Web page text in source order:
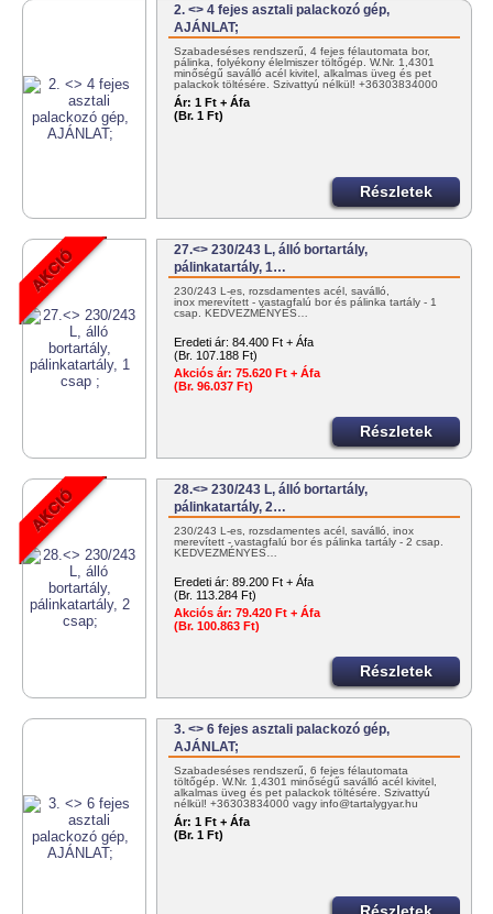
2. <> 4 fejes asztali palackozó gép,
AJÁNLAT;
Szabadeséses rendszerű, 4 fejes félautomata bor,
pálinka, folyékony élelmiszer töltőgép. W.Nr. 1,4301
minőségű saválló acél kivitel, alkalmas üveg és pet
palackok töltésére. Szivattyú nélkül! +36303834000
vagy…
Ár: 1 Ft + Áfa
(Br. 1 Ft)
Részletek
27.<> 230/243 L, álló bortartály,
pálinkatartály, 1…
230/243 L-es, rozsdamentes acél, saválló,
inox merevített - vastagfalú bor és pálinka tartály - 1
csap. KEDVEZMÉNYES…
Eredeti ár: 84.400 Ft + Áfa
(Br. 107.188 Ft)
Akciós ár: 75.620 Ft + Áfa
(Br. 96.037 Ft)
Részletek
28.<> 230/243 L, álló bortartály,
pálinkatartály, 2…
230/243 L-es, rozsdamentes acél, saválló, inox
merevített - vastagfalú bor és pálinka tartály - 2 csap.
KEDVEZMÉNYES…
Eredeti ár: 89.200 Ft + Áfa
(Br. 113.284 Ft)
Akciós ár: 79.420 Ft + Áfa
(Br. 100.863 Ft)
Részletek
3. <> 6 fejes asztali palackozó gép,
AJÁNLAT;
Szabadeséses rendszerű, 6 fejes félautomata
töltőgép. W.Nr. 1,4301 minőségű saválló acél kivitel,
alkalmas üveg és pet palackok töltésére. Szivattyú
nélkül! +36303834000 vagy info@tartalygyar.hu
Ár: 1 Ft + Áfa
(Br. 1 Ft)